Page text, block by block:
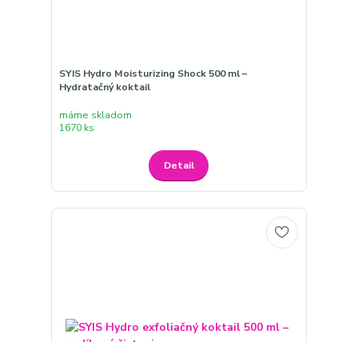
SYIS Hydro Moisturizing Shock 500 ml –
Hydratačný koktail
máme skladom
1670 ks
Detail